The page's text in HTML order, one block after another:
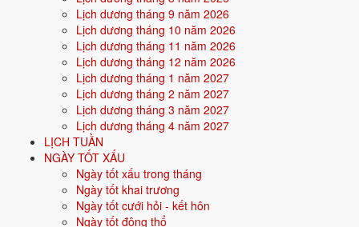
Lịch dương tháng 9 năm 2026
Lịch dương tháng 10 năm 2026
Lịch dương tháng 11 năm 2026
Lịch dương tháng 12 năm 2026
Lịch dương tháng 1 năm 2027
Lịch dương tháng 2 năm 2027
Lịch dương tháng 3 năm 2027
Lịch dương tháng 4 năm 2027
LỊCH TUẦN
NGÀY TỐT XẤU
Ngày tốt xấu trong tháng
Ngày tốt khai trương
Ngày tốt cưới hỏi - kết hôn
Ngày tốt động thổ
Sinh năm1951mệnh gì? Tân Mão Tùng Bách Mộc -
mệnh Mộc
Người sinh năm 1951là tuổiTân Mão(con Mèo), nạp âm
-Gỗ tùng bách, mệnhMộc . Năm2026
dương).
Sinh năm1951(Tân Mão, con Mèo) thuộc mệnh
Bách Mộc.
Màu hợp:Xanh lá, Xanh lục.Hướng hợp:
Vận khí khi sinh:Vận 5 Ngũ Hoàng Thổ (1944-1963) - Trung cung,
biến động lớn.